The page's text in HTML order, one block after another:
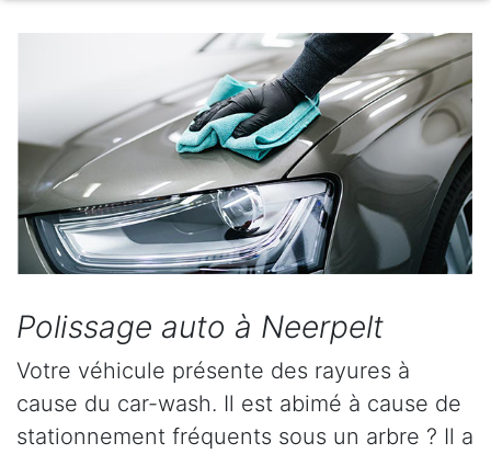
Polissage auto à Neerpelt
Votre véhicule présente des rayures à
cause du car-wash. Il est abimé à cause de
stationnement fréquents sous un arbre ? Il a